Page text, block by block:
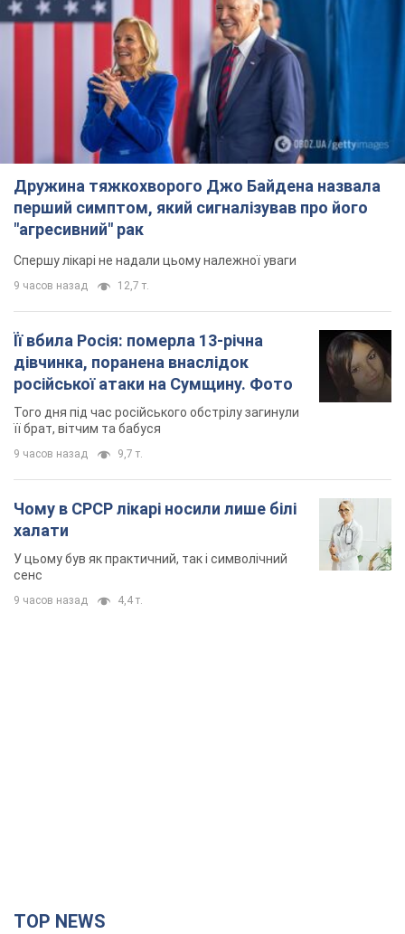
Дружина тяжкохворого Джо Байдена назвала
перший симптом, який сигналізував про його
"агресивний" рак
Спершу лікарі не надали цьому належної уваги
9 часов назад 12,7 т.
Її вбила Росія: померла 13-річна
дівчинка, поранена внаслідок
російської атаки на Сумщину. Фото
Того дня під час російського обстрілу загинули
її брат, вітчим та бабуся
9 часов назад 9,7 т.
Чому в СРСР лікарі носили лише білі
халати
У цьому був як практичний, так і символічний
сенс
9 часов назад 4,4 т.
TOP NEWS